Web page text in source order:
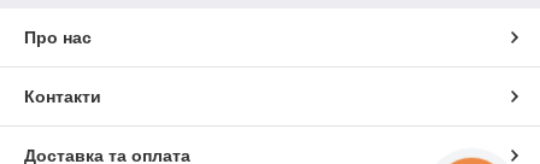
Про нас
Контакти
Доставка та оплата